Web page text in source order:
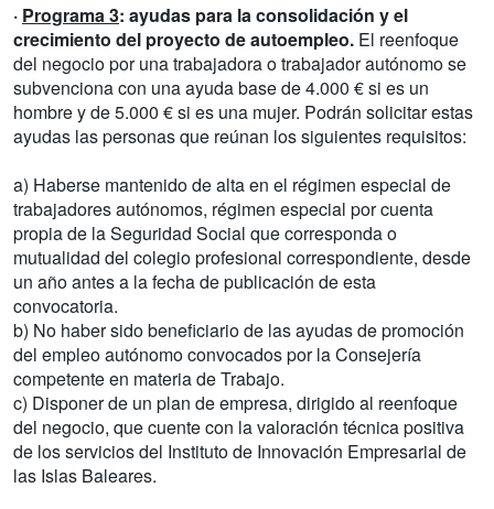
· Programa 3: ayudas para la consolidación y el
crecimiento del proyecto de autoempleo. El reenfoque
del negocio por una trabajadora o trabajador autónomo se
subvenciona con una ayuda base de 4.000 € si es un
hombre y de 5.000 € si es una mujer. Podrán solicitar estas
ayudas las personas que reúnan los siguientes requisitos:
a) Haberse mantenido de alta en el régimen especial de
trabajadores autónomos, régimen especial por cuenta
propia de la Seguridad Social que corresponda o
mutualidad del colegio profesional correspondiente, desde
un año antes a la fecha de publicación de esta
convocatoria.
b) No haber sido beneficiario de las ayudas de promoción
del empleo autónomo convocados por la Consejería
competente en materia de Trabajo.
c) Disponer de un plan de empresa, dirigido al reenfoque
del negocio, que cuente con la valoración técnica positiva
de los servicios del Instituto de Innovación Empresarial de
las Islas Baleares.